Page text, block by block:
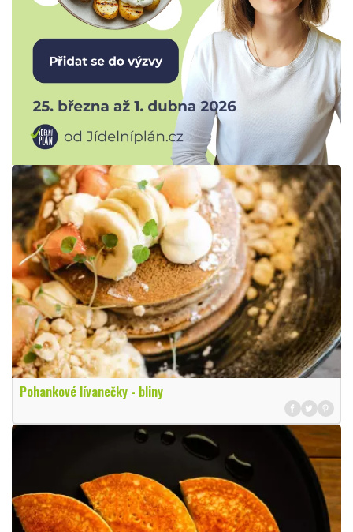
Pohankové lívanečky - bliny